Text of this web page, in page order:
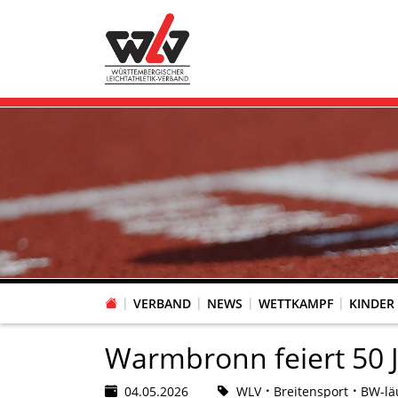
VERBAND NEWS WETTKAMPF
Warmbronn feiert 50
04.05.2026 WLV Breitensport BW-